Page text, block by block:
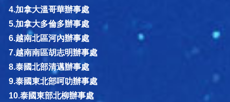
4.加拿大溫哥華辦事處
5.加拿大多倫多辦事處
6.越南北區河內辦事處
7.越南南區胡志明辦事處
8.泰國北部清邁辦事處
9.泰國東北部呵叻辦事處
10.泰國東部北柳辦事處